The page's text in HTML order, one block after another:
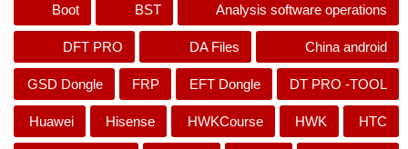
Analysis software operations
BST
Boot
China android
DA Files
DFT PRO
DT PRO -TOOL
EFT Dongle
FRP
GSD Dongle
HTC
HWK
HWKCourse
Hisense
Huawei